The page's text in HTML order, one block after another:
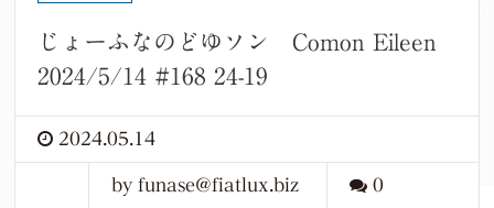
じょーふなのどゆソン Comon Eileen
2024/5/14 #168 24-19
2024.05.14
by funase@fiatlux.biz 0